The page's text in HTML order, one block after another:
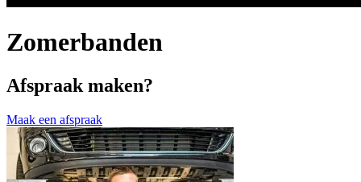
Zomerbanden
Afspraak maken?
Maak een afspraak